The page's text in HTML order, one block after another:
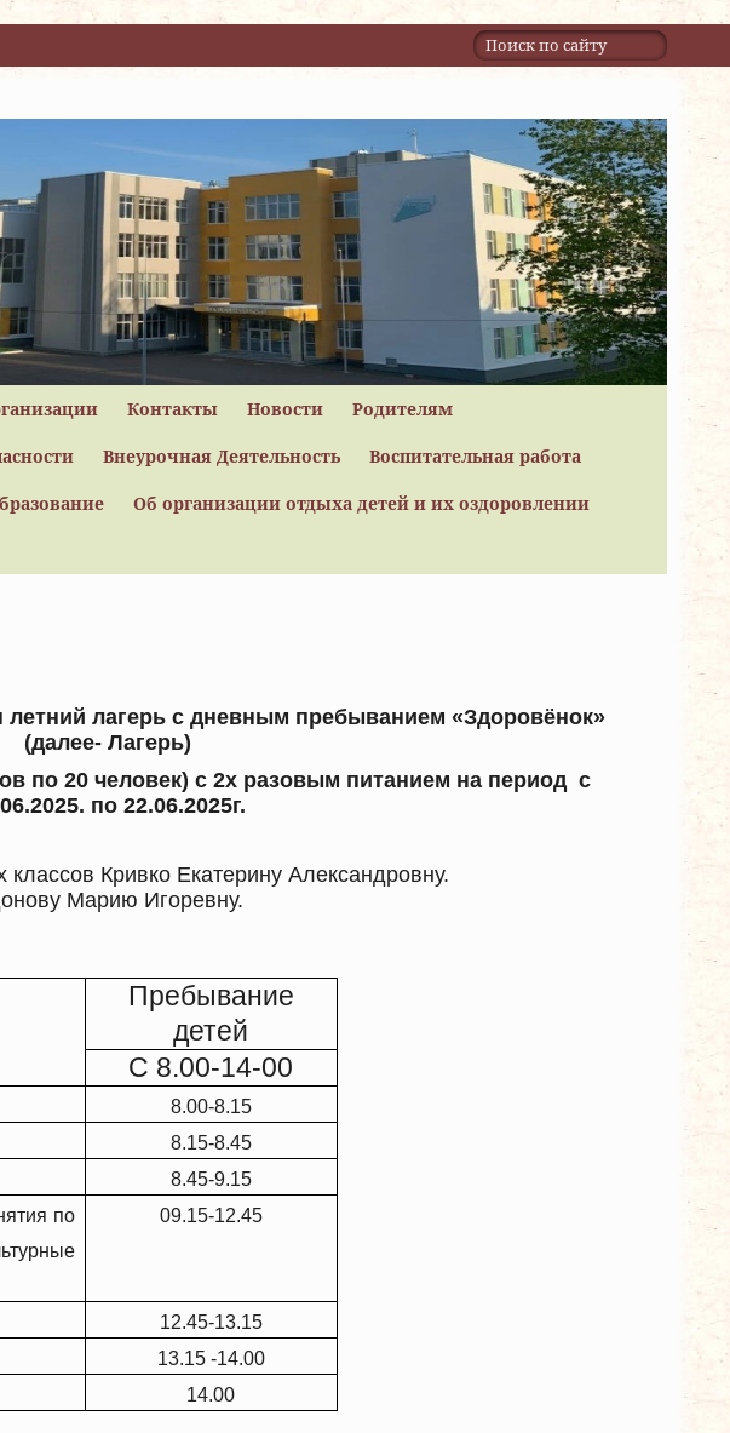
Контакты Новости Родителям
Внеурочная Деятельность Воспитательная работа
Об организации отдыха детей и их оздоровлении
лагерь с дневным пребыванием «Здоровёнок»
(далее- Лагерь)
по 20 человек) с 2х разовым питанием на период с
по 22.06.2025г.
Кривко Екатерину Александровну.
Марию Игоревну.
Пребывание
детей
С 8.00-14-00
8.00-8.15
8.15-8.45
8.45-9.15
по
09.15-12.45
12.45-13.15
13.15 -14.00
14.00